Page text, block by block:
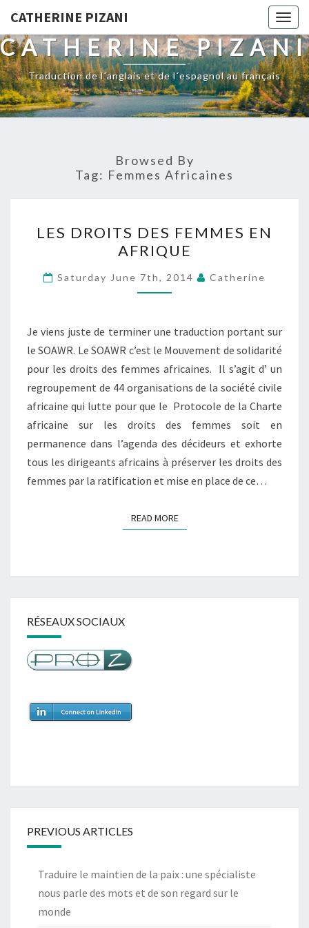
CATHERINE PIZANI
CATHERINE PIZANI
Traduction de l´anglais et de l´espagnol au français
Browsed By
Tag: Femmes Africaines
DROITS
DES
FEMMES
EN
LES DROITS DES FEMMES EN
AFRIQUE
Saturday June 7th, 2014 Catherine
Je viens juste de terminer une traduction portant sur
le SOAWR. Le SOAWR c’est le Mouvement de solidarité
pour les droits des femmes africaines. Il s’agit d’ un
regroupement de 44 organisations de la société civile
africaine qui lutte pour que le Protocole de la Charte
africaine sur les droits des femmes soit en
permanence dans l’agenda des décideurs et exhorte
tous les dirigeants africains à préserver les droits des
femmes par la ratification et mise en place de ce…
READ MOREREAD MORE
RÉSEAUX SOCIAUX
PREVIOUS ARTICLES
Traduire le maintien de la paix : une spécialiste
nous parle des mots et de son regard sur le
monde